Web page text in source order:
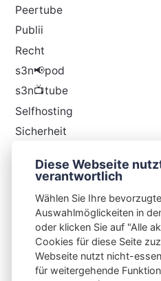
Peertube
Publii
Recht
s3n📢pod
s3n📺tube
Selfhosting
Sicherheit
Thunderbird
Diese Webseite
verantwortlich
Wählen Sie Ihre
Auswahlmöglickeiten in
oder klicken Sie auf "Alle
Cookies für diese Seite
Webseite nutzt nicht-
für weitergehende